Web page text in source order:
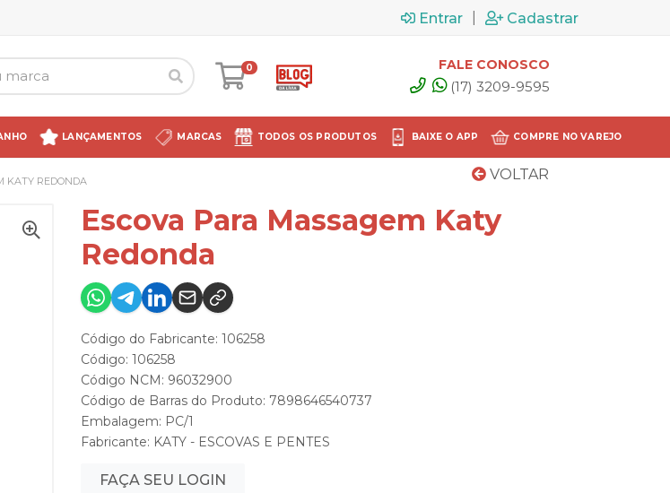
Entrar Cadastrar
0 FALE CONOSCO
(17) 3209-9595
LANÇAMENTOS MARCAS TODOS OS PRODUTOS BAIXE O APP COMPRE NO VAREJO
VOLTAR
KATY REDONDA
Escova Para Massagem Katy
Redonda
Código do Fabricante: 106258
Código: 106258
Código NCM: 96032900
Código de Barras do Produto: 7898646540737
Embalagem: PC/1
Fabricante: KATY - ESCOVAS E PENTES
FAÇA SEU LOGIN